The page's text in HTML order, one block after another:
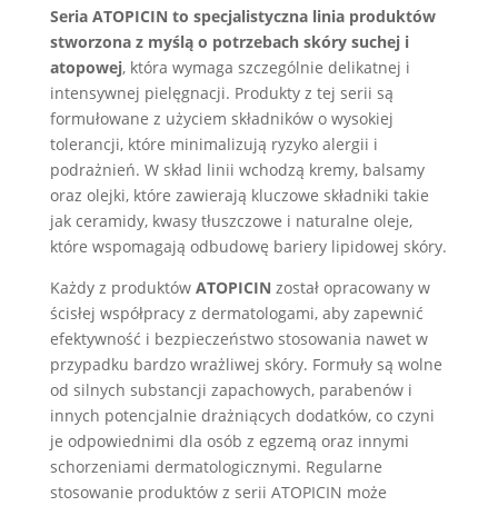
Seria ATOPICIN to specjalistyczna linia produktów
stworzona z myślą o potrzebach skóry suchej i
atopowej, która wymaga szczególnie delikatnej i
intensywnej pielęgnacji. Produkty z tej serii są
formułowane z użyciem składników o wysokiej
tolerancji, które minimalizują ryzyko alergii i
podrażnień. W skład linii wchodzą kremy, balsamy
oraz olejki, które zawierają kluczowe składniki takie
jak ceramidy, kwasy tłuszczowe i naturalne oleje,
które wspomagają odbudowę bariery lipidowej skóry.
Każdy z produktów ATOPICIN został opracowany w
ścisłej współpracy z dermatologami, aby zapewnić
efektywność i bezpieczeństwo stosowania nawet w
przypadku bardzo wrażliwej skóry. Formuły są wolne
od silnych substancji zapachowych, parabenów i
innych potencjalnie drażniących dodatków, co czyni
je odpowiednimi dla osób z egzemą oraz innymi
schorzeniami dermatologicznymi. Regularne
stosowanie produktów z serii ATOPICIN może